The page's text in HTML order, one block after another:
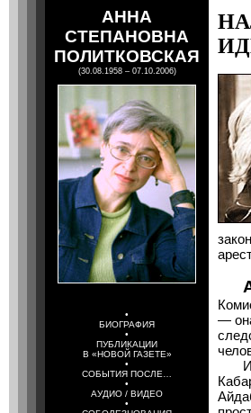
АННА
СТЕПАНОВНА
ПОЛИТКОВСКАЯ
(30.08.1958 – 07.10.2006)
•
БИОГРАФИЯ
•
ПУБЛИКАЦИИ
В «НОВОЙ ГАЗЕТЕ»
•
СОБЫТИЯ ПОСЛЕ…
•
АУДИО / ВИДЕО
•
—